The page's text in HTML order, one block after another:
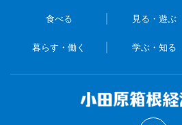
食べる 見る・遊ぶ
暮らす・働く 学ぶ・知る